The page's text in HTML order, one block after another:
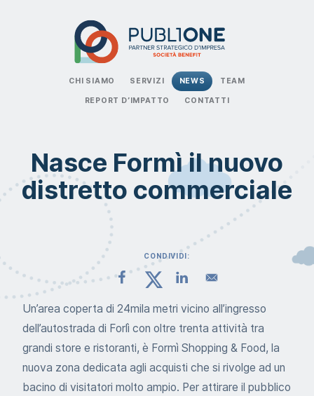
CHI SIAMO SERVIZI NEWS TEAM
REPORT D’IMPATTO CONTATTI
Nasce Formì il nuovo
distretto commerciale
CONDIVIDI:
Un’area coperta di 24mila metri vicino all’ingresso
dell’autostrada di Forlì con oltre trenta attività tra
grandi store e ristoranti, è Formì Shopping & Food, la
nuova zona dedicata agli acquisti che si rivolge ad un
bacino di visitatori molto ampio. Per attirare il pubblico